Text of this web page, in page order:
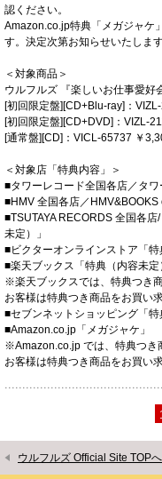
認ください。
Amazon.co.jp特典「メガジャケ
す。決定次第お知らせいたします
＜対象商品＞
ウルフルズ 『楽しいお仕事愛好
[初回限定盤][CD+Blu-ray]：
[初回限定盤][CD+DVD]：VIZL-
[通常盤][CD]：VICL-65737 ￥
＜対象店「特典内容」＞
■タワーレコード全国各店／タワ
■HMV 全国各店／HMV&BOOKS
■TSUTAYA RECORDS 全国各
未定）」
■ビクターオンラインストア「特
■楽天ブックス「特典（内容未定
※楽天ブックスでは、特典つき
お客様は特典つき商品をお買い
■セブンネットショッピング「特
■Amazon.co.jp「メガジャケ」
※Amazon.co.jp では、特典つき
お客様は特典つき商品をお買い
ウルフルズ Official Site TOPへ